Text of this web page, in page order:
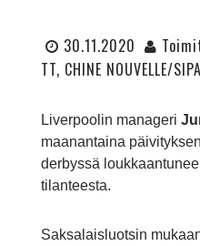
30.11.2020
TT, CHINE NOUVELLE/
Liverpoolin manageri
maanantaina
derbyssä
tilanteesta.
Saksalaisluotsin